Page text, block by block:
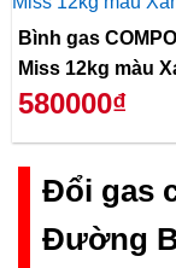
Bình gas
Miss 12kg màu
580000₫
Đổi gas
Đường